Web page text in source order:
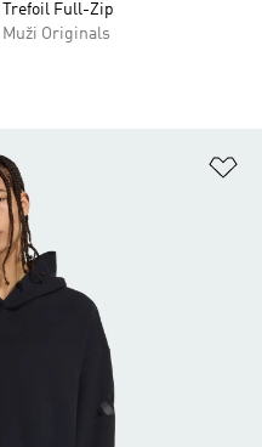
Trefoil Full-Zip
Muži Originals